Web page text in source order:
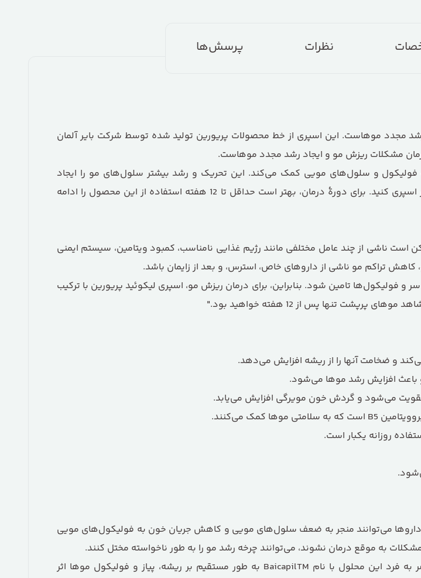
نظرات پرسش‌ها
مجدد موهاست. این اسپری از خط محصولات پریورین تولید شده توسط شرکت بایر آلمان
درمان مشکلات ریزش مو و ایجاد رشد مجدد موهاست.
و سلول‌های مویی کمک می‌کند. این تحریک و رشد بیشتر سلول‌های مو را ایجاد
می‌کند. حجم این محصول 50 میلی‌لیتر است و باید روزانه یکبار آن را به کف سر اسپری کنید. برای دورهٔ درمان، بهتر است حداقل تا 12 هفته استفاده از این محصول را ادامه
ناشی از چند عامل مختلفی مانند رژیم غذایی نامناسب، کمبود ویتامین، سیستم ایمنی
تراکم مو ناشی از داروهای خاص، استرس، و بعد از زایمان باشد.
و فولیکول‌ها تامین شود. بنابراین، برای درمان ریزش مو، اسپری لیکوئید پریورین با ترکیب
می‌توانند منجر به ضعف سلول‌های مویی و کاهش جریان خون به فولیکول‌های مویی
به موقع درمان نشوند، می‌توانند چرخه رشد مو را به طور ناخواسته مختل کنند.
لیکوئید پریورین یک راه حل موثر برای این مشکلات است. فرمولاسیون منحصر به فرد این محلول با نام BaicapilTM به طور مستقیم بر ریشه، پیاز و فولیکول موها اثر